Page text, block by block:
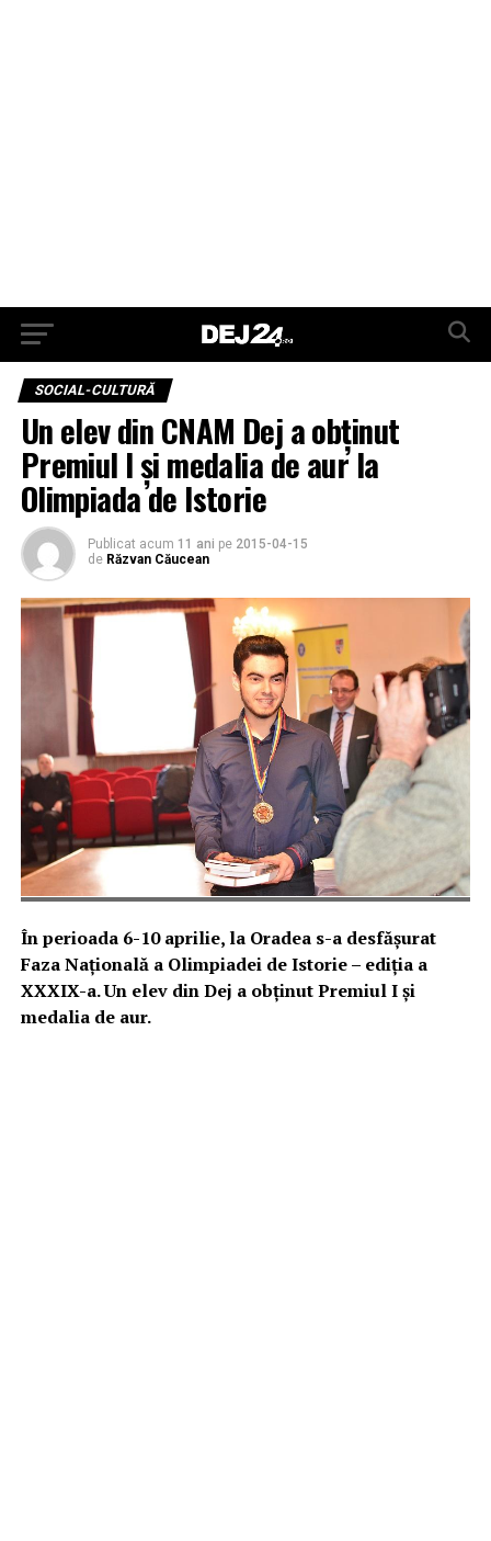
SOCIAL-CULTURĂ
Un elev din CNAM Dej a obținut
Premiul I și medalia de aur la
Olimpiada de Istorie
Publicat acum 11 ani pe 2015-04-15
de Răzvan Căucean
În perioada 6-10 aprilie, la Oradea s-a desfășurat
Faza Națională a Olimpiadei de Istorie – ediția a
XXXIX-a. Un elev din Dej a obținut Premiul I și
medalia de aur.